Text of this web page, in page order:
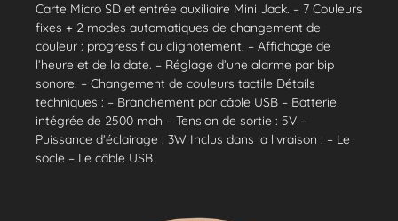
Carte Micro SD et entrée auxiliaire Mini Jack. – 7 Couleurs
fixes + 2 modes automatiques de changement de
couleur : progressif ou clignotement. – Affichage de
l’heure et de la date. – Réglage d’une alarme par bip
sonore. – Changement de couleurs tactile Détails
techniques : – Branchement par câble USB – Batterie
intégrée de 2500 mah – Tension de sortie : 5V –
Puissance d’éclairage : 3W Inclus dans la livraison : – Le
socle – Le câble USB